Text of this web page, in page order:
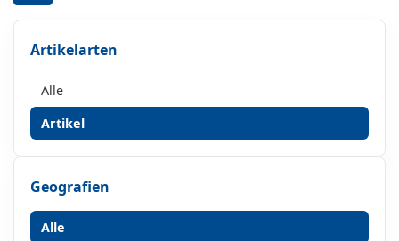
Artikelarten
Alle
Artikel
Geografien
Alle